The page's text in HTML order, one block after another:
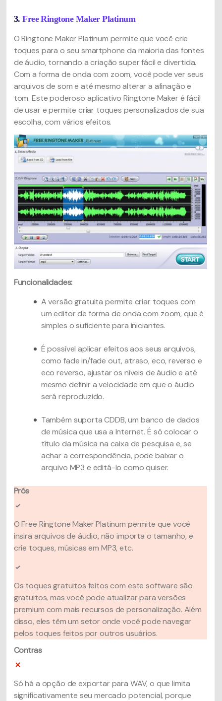
3. Free Ringtone Maker Platinum
O Ringtone Maker Platinum permite que você crie
toques para o seu smartphone da maioria das fontes
de áudio, tornando a criação super fácil e divertida.
Com a forma de onda com zoom, você pode ver seus
arquivos de som e até mesmo alterar a afinação e
tom. Este poderoso aplicativo Ringtone Maker é fácil
de usar e permite criar toques personalizados de sua
escolha, com vários efeitos.
Funcionalidades:
A versão gratuita permite criar toques com
um editor de forma de onda com zoom, que é
simples o suficiente para iniciantes.
É possível aplicar efeitos aos seus arquivos,
como fade in/fade out, atraso, eco, reverso e
eco reverso, ajustar os níveis de áudio e até
mesmo definir a velocidade em que o áudio
será reproduzido.
Também suporta CDDB, um banco de dados
de música que usa a Internet. É só colocar o
título da música na caixa de pesquisa e, se
achar a correspondência, pode baixar o
arquivo MP3 e editá-lo como quiser.
Prós
O Free Ringtone Maker Platinum permite que você
insira arquivos de áudio, não importa o tamanho, e
crie toques, músicas em MP3, etc.
Os toques gratuitos feitos com este software são
gratuitos, mas você pode atualizar para versões
premium com mais recursos de personalização. Além
disso, eles têm um setor onde você pode navegar
pelos toques feitos por outros usuários.
Contras
Só há a opção de exportar para WAV, o que limita
significativamente seu mercado potencial, porque